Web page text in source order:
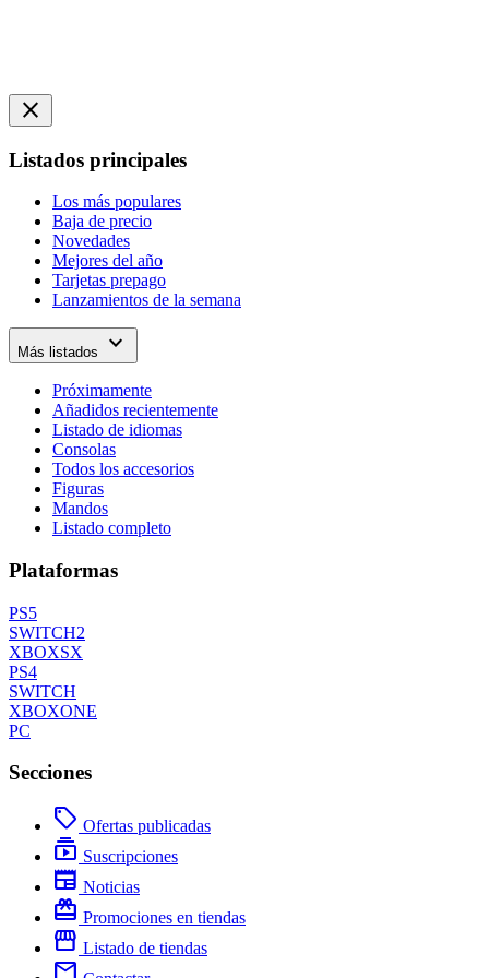
close
Listados principales
Los más populares
Baja de precio
Novedades
Mejores del año
Tarjetas prepago
Lanzamientos de la semana
Más listados expand_more
Próximamente
Añadidos recientemente
Listado de idiomas
Consolas
Todos los accesorios
Figuras
Mandos
Listado completo
Plataformas
PS5
SWITCH2
XBOXSX
PS4
SWITCH
XBOXONE
PC
Secciones
local_offer Ofertas publicadas
subscriptions Suscripciones
newspaper Noticias
redeem Promociones en tiendas
storefront Listado de tiendas
mail